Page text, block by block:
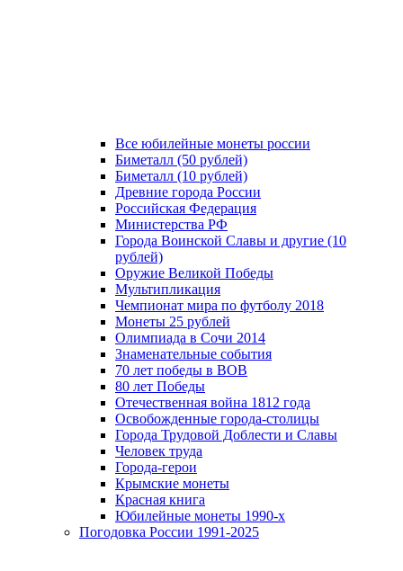
Все юбилейные монеты россии
Биметалл (50 рублей)
Биметалл (10 рублей)
Древние города России
Российская Федерация
Министерства РФ
Города Воинской Славы и другие (10
рублей)
Оружие Великой Победы
Мультипликация
Чемпионат мира по футболу 2018
Монеты 25 рублей
Олимпиада в Сочи 2014
Знаменательные события
70 лет победы в ВОВ
80 лет Победы
Отечественная война 1812 года
Освобожденные города-столицы
Города Трудовой Доблести и Славы
Человек труда
Города-герои
Крымские монеты
Красная книга
Юбилейные монеты 1990-х
Погодовка России 1991-2025